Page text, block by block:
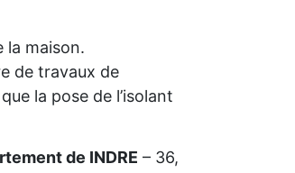
la maison.
de travaux de
la pose de l’isolant
de INDRE – 36,